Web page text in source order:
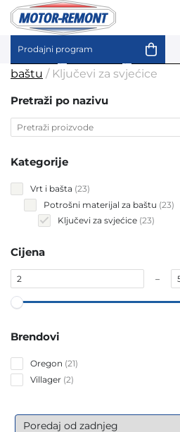
content
Prodajni program
Početna Vrt i bašta
baštu / Ključevi za svjećice
Pretraži po nazivu
Kategorije
Vrt i bašta 2323
Potrošni materijal za baštu 2323
Ključevi za svjećice 2323
Cijena
–
Brendovi
Oregon 2121
Villager 22